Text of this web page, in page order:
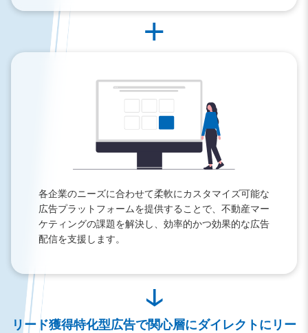
+
各企業のニーズに合わせて柔軟にカスタマイズ可能な
広告プラットフォームを提供することで、不動産マー
ケティングの課題を解決し、効率的かつ効果的な広告
配信を支援します。
↓
リード獲得特化型広告で関心層にダイレクトにリー